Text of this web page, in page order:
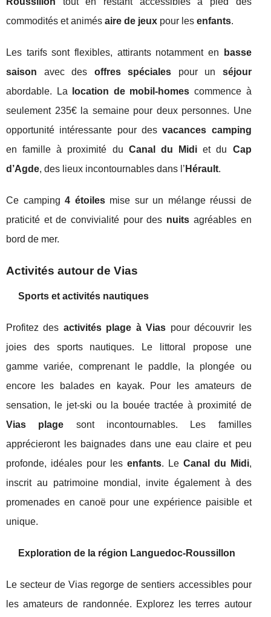
commodités et animés aire de jeux pour les enfants.
Les tarifs sont flexibles, attirants notamment en
basse
saison avec des offres spéciales pour un séjour
abordable. La
location de mobil-homes commence à
seulement 235€ la semaine pour deux personnes. Une
opportunité intéressante pour desvacances camping
en famille à proximité du Canal du Midi et du Cap
d’Agde, des lieux incontournables dans l’ Hérault.
Ce camping4 étoilesmise sur un mélange réussi de
praticité et de convivialité pour des nuits agréables en
bord de mer.
Activités autour de Vias
Sports et activités nautiques
Profitez des activités plage à Vias pour découvrir les
joies des sports nautiques. Le littoral propose une
gamme variée, comprenant le paddle, la plongée ou
encore les balades en kayak. Pour les amateurs de
sensation, le jet-ski ou la bouée tractée à proximité de
Vias plage sont incontournables. Les familles
apprécieront les baignades dans une eau claire et peu
profonde, idéales pour les enfants. Le Canal du Midi,
inscrit au patrimoine mondial, invite également à des
promenades en canoë pour une expérience paisible et
unique.
Exploration de la région Languedoc-Roussillon
Le secteur de Vias regorge de sentiers accessibles pour
les amateurs de randonnée. Explorez les terres autour